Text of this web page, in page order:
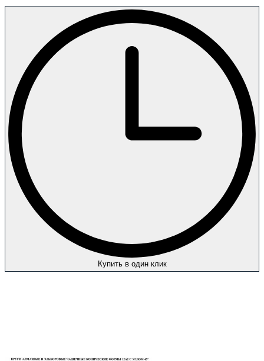
Купить в один клик